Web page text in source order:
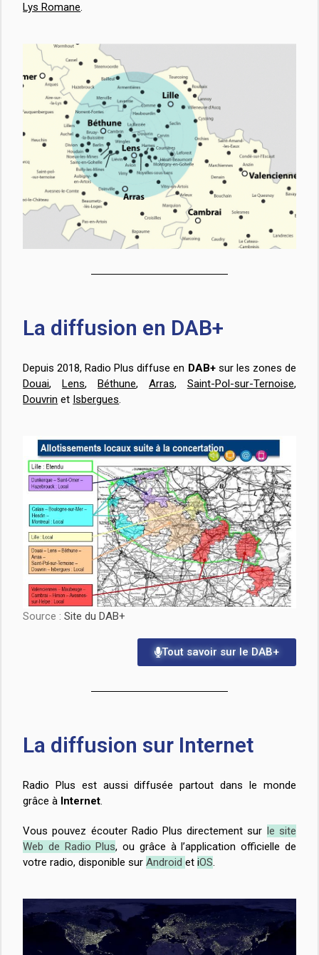
Lys Romane.
La diffusion en DAB+
Depuis 2018, Radio Plus diffuse en DAB+sur les zones de
Douai,Lens,Béthune, Arras, Saint-Pol-sur-Ternoise,
Douvrin et Isbergues.
Source :Site du DAB+
Tout savoir sur le DAB+
La diffusion sur Internet
Radio Plus est aussi diffusée partout dans le monde
grâce à Internet.
Vous pouvez écouter Radio Plus directement sur le site
Web de Radio Plus, ou grâce à l’application officielle de
votre radio, disponible surAndroid etiOS.